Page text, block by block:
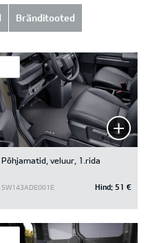
Bränditooted
Põhjamatid, veluur, 1.rida
SW143ADE001E Hind: 51 €